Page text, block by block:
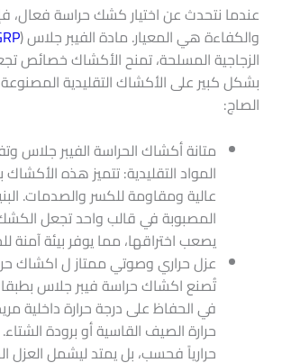
عندما نتحدث عن اختيار كشك حراسة فعال،
والكفاءة هي المعيار. مادة الفيبر جلاس (
الزجاجية المسلحة، تمنح الأكشاك خصائص
بشكل كبير على الأكشاك التقليدية
الصاج:
متانة أكشاك الحراسة الفيبر جلاس
المواد التقليدية: تتميز هذه
عالية ومقاومة للكسر والصدمات.
المصبوبة في قالب واحد تجعل
يصعب اختراقها، مما يوفر بيئة آمنة
عزل حراري وصوتي ممتاز ل اكشاك
تُصنع اكشاك حراسة فيبر جلاس
في الحفاظ على درجة حرارة داخلية
حرارة الصيف القاسية أو برودة
حرارياً فحسب، بل يمتد ليشمل العزل